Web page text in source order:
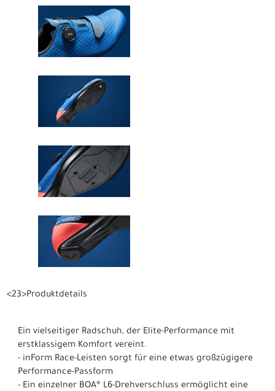
<23>Produktdetails
Ein vielseitiger Radschuh, der Elite-Performance mit
erstklassigem Komfort vereint.
- inForm Race-Leisten sorgt für eine etwas großzügigere
Performance-Passform
- Ein einzelner BOA® L6-Drehverschluss ermöglicht eine